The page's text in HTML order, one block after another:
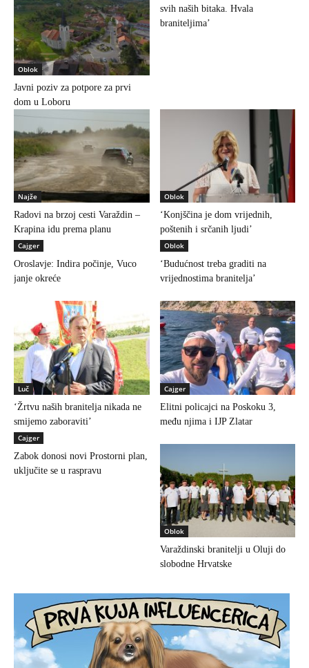
Oblok
Javni poziv za potpore za prvi
dom u Loboru
svih naših bitaka. Hvala
braniteljima’
Najže
Radovi na brzoj cesti Varaždin –
Krapina idu prema planu
Oblok
‘Konjščina je dom vrijednih,
poštenih i srčanih ljudi’
Cajger
Oroslavje: Indira počinje, Vuco
janje okreće
Oblok
‘Budućnost treba graditi na
vrijednostima branitelja’
Luč
‘Žrtvu naših branitelja nikada ne
smijemo zaboraviti’
Cajger
Elitni policajci na Poskoku 3,
među njima i IJP Zlatar
Cajger
Zabok donosi novi Prostorni plan,
uključite se u raspravu
Oblok
Varaždinski branitelji u Oluji do
slobodne Hrvatske